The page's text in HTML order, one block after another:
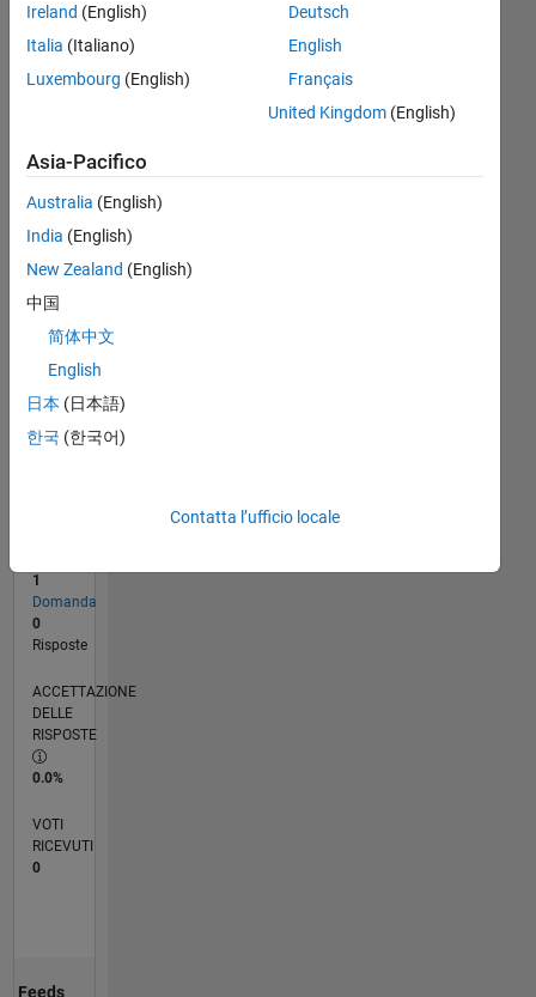
CONTRIBUTI
-2
-1 2
3
L
06/17
06/18
06/19
06/20
06/21
06/22
06/23
06/24
06/25
06/26
07/18
08/19
09/20
10/21
11/22
12/23
01/25
02/26
09/18
12/19
03/21
09/23
12/24
03/26
RANK
100.384
302.028
1
Domanda
0
Risposte
ACCETTAZIONE
DELLE
RISPOSTE
0.0%
VOTI
RICEVUTI
0
Feeds
Ireland (English)
Italia (Italiano)
Luxembourg (English)
Deutsch
English
Français
United Kingdom(English)
Asia-Pacifico
Australia (English)
India (English)
New Zealand (English)
中国
简体中文
English
日本 (日本語)
한국 (한국어)
Contatta l’ufficio locale